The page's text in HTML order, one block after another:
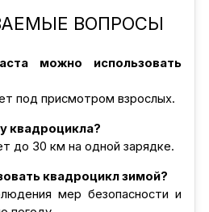
ВОПРОСЫ
можно использовать
под присмотром взрослых.
квадроцикла?
до 30 км на одной зарядке.
квадроцикл зимой?
мер безопасности и